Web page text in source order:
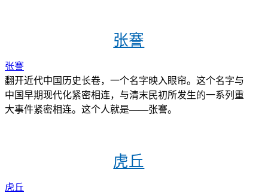
张謇
张謇
翻开近代中国历史长卷，一个名字映入眼帘。这个名字与
中国早期现代化紧密相连，与清末民初所发生的一系列重
大事件紧密相连。这个人就是——张謇。
虎丘
虎丘